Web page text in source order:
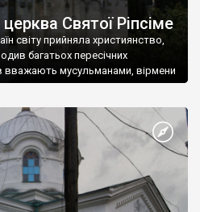
Святої Ріпсіме
світу прийняла християнство,
багатьох пересічних
вважають мусульманами, вірмени